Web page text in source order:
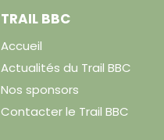
TRAIL BBC
Accueil
Actualités du Trail BBC
Nos sponsors
Contacter le Trail BBC